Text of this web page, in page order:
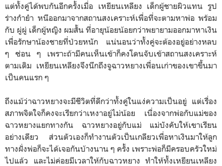
แต่ทั้งคู่ได้พบกันอีกครั้งเมื่อ เหยียนเหลียง เด็กผู้ชายผิวแทน รูป
ร่างกำยำ หนีออกมาจากสถานสงเคราะห์เพื่อที่จะตามหาพ่อ พร้อม
กับ ผู่ผู่ เด็กผู้หญิง ผมสั้น ที่อายุน้อยน้อยกว่าพยายามออกมาหาเงิน
เพื่อรักษาน้องชายที่ป่วยหนัก แน่นอนว่าทั้งคู่จะต้องอยู่อย่างหลบ
ๆ ซ่อน ๆ เพราะถ้ามีคนเห็นเข้าก็คงโดนจับเข้าสถานสงเคราะห์
ตามเดิม เหยียนเหลียงจึงนึกถึงจูฉาวหยางเพื่อนเก่าของเขาขึ้นมา
เป็นคนแรก ๆ
ถึงแม้ว่าฉาวหยางจะมีชีวิตที่ดีกว่าทั้งคู่ในแง่ความเป็นอยู่ แต่เรื่อง
สภาพจิตใจก็คงจะเรียกว่าเหงาอยู่ไม่น้อย เนื่องจากพ่อกับแม่ของ
ฉาวหยางแยกทางกัน ฉาวหยางอยู่กับแม่ แม่บังคับให้เขาเรียน
อย่างเดียว ส่วนตัวเองก็ทำงานตัวเป็นเกลียวเพื่อหาเงินมาให้ลูก
ทางฝั่งพ่อก็จะได้เจอกันบ้างนาน ๆ ครั้ง เพราะพ่อก็มีครอบครัวใหม่
ไปแล้ว และไม่ค่อยมีเวลาให้กับฉาวหยาง ทำให้ทั้งเหยียนเหลียง